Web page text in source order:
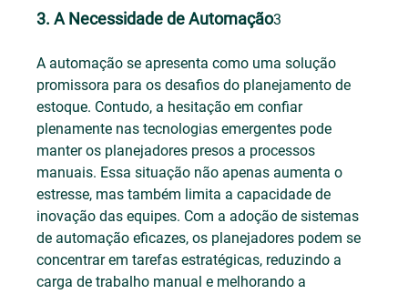
3. A Necessidade de Automação3
A automação se apresenta como uma solução
promissora para os desafios do planejamento de
estoque. Contudo, a hesitação em confiar
plenamente nas tecnologias emergentes pode
manter os planejadores presos a processos
manuais. Essa situação não apenas aumenta o
estresse, mas também limita a capacidade de
inovação das equipes. Com a adoção de sistemas
de automação eficazes, os planejadores podem se
concentrar em tarefas estratégicas, reduzindo a
carga de trabalho manual e melhorando a